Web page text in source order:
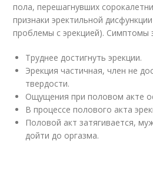
пола, перешагнувших
признаки эректильной
проблемы с эрекцией). Симптомы
Труднее достигнуть эрекции.
Эрекция частичная, член не
твердости.
Ощущения при половом акте
В процессе полового акта
Половой акт затягивается,
дойти до оргазма.